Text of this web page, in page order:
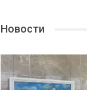
Новости